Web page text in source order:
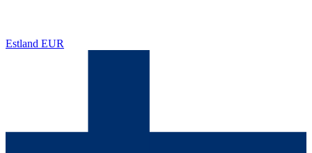
Estland EUR